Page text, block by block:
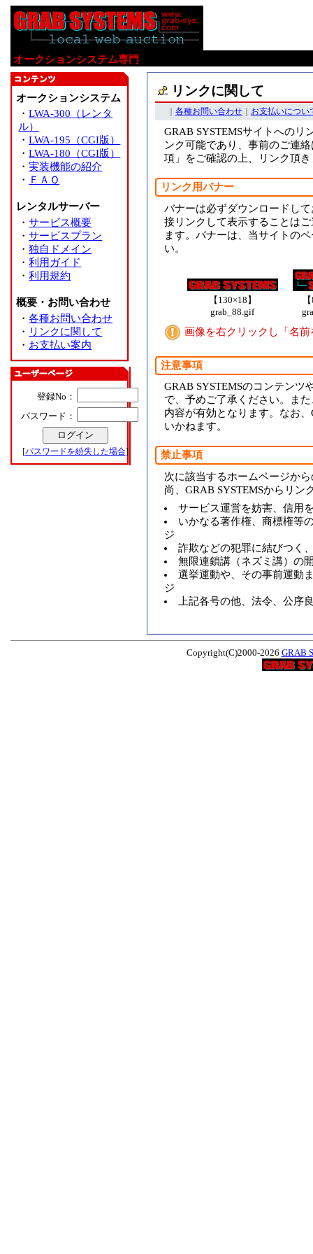
オークションシステム専門
オークションシステム
・LWA-300（レンタ
ル）
・LWA-195（CGI版）
・LWA-180（CGI版）
・実装機能の紹介
・
ＦＡＱ
レンタルサーバー
・サービス概要
・サービスプラン
・独自ドメイン
・利用ガイド
・利用規約
概要・お問い合わせ
・各種お問い合わせ
・ リンクに関して
・ お支払い案内
登録No：
パスワード：
[パスワードを紛失した場合]
リンクに関して
｜ 各種お問い合わせ ｜ お支払いについ
GRAB SYSTEMSサイトへの
ンク可能であり、事前のご連
項」をご確認の上、リンク頂
リンク用バナー
バナーは必ずダウンロードし
接リンクして表示することは
ます。バナーは、当サイトの
い。
【130×18】
grab_88.gif
画像を右クリックし「名
注意事項
GRAB SYSTEMSのコンテン
で、予めご了承ください。ま
内容が有効となります。なお
いかねます。
禁止事項
次に該当するホームページか
尚、GRAB SYSTEMSからリ
サービス運営を妨害、信用
いかなる著作権、商標権等
ジ
詐欺などの犯罪に結びつく
無限連鎖講（ネズミ講）の
選挙運動や、その事前運動
ジ
上記各号の他、法令、公序
Copyright(C)2000-2026 GRAB